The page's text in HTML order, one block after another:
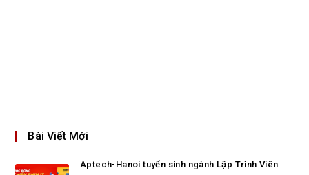
Bài Viết Mới
Aptech-Hanoi tuyển sinh ngành Lập Trình Viên